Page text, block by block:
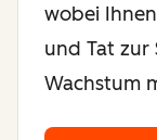
wobei
und Tat zur
Wachstum